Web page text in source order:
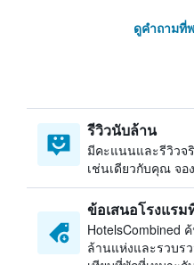
ดูคำถามที่
รีวิวนับล้าน
มีคะแนนและรีวิวจ
เช่นเดียวกับคุณ จอ
ข้อเสนอโรงแร
HotelsCombined
ล้านแห่งและรวบร